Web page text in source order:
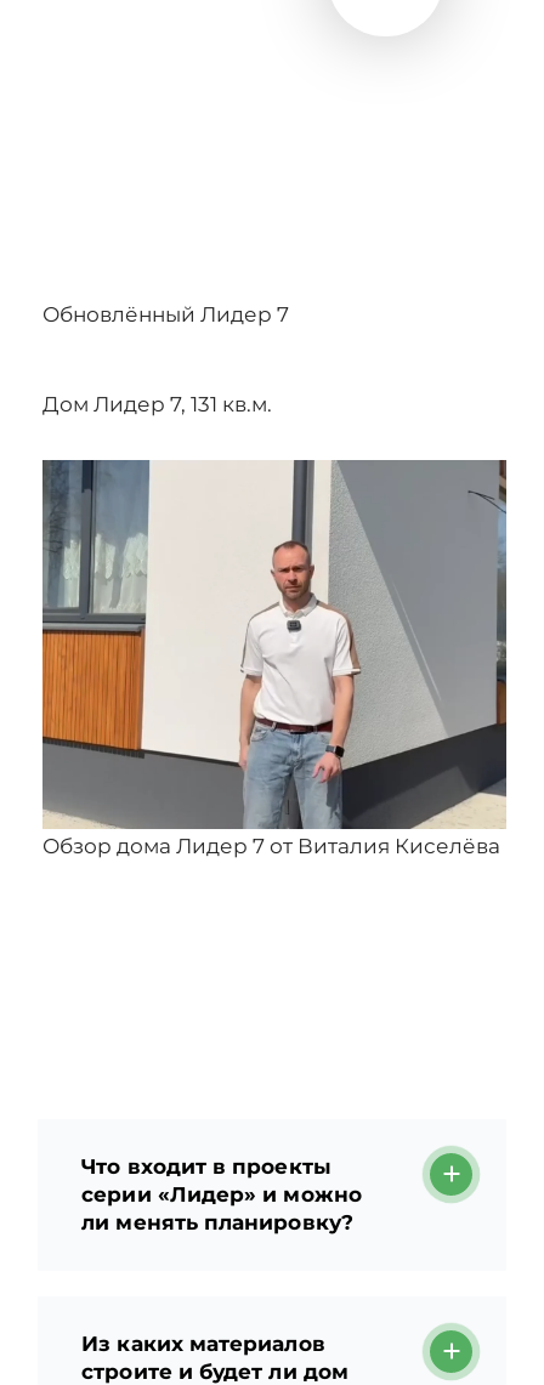
Обновлённый Лидер 7
Дом Лидер 7, 131 кв.м.
Обзор дома Лидер 7 от Виталия Киселёва
Что входит в проекты
серии «Лидер» и можно
ли менять планировку?
Из каких материалов
строите и будет ли дом